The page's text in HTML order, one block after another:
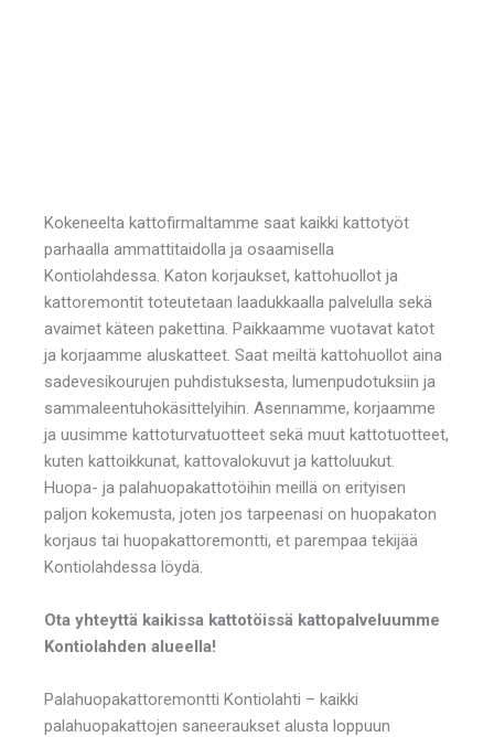
Kokeneelta kattofirmaltamme saat kaikki kattotyöt
parhaalla ammattitaidolla ja osaamisella
Kontiolahdessa. Katon korjaukset, kattohuollot ja
kattoremontit toteutetaan laadukkaalla palvelulla sekä
avaimet käteen pakettina. Paikkaamme vuotavat katot
ja korjaamme aluskatteet. Saat meiltä kattohuollot aina
sadevesikourujen puhdistuksesta, lumenpudotuksiin ja
sammaleentuhokäsittelyihin. Asennamme, korjaamme
ja uusimme kattoturvatuotteet sekä muut kattotuotteet,
kuten kattoikkunat, kattovalokuvut ja kattoluukut.
Huopa- ja palahuopakattotöihin meillä on erityisen
paljon kokemusta, joten jos tarpeenasi on huopakaton
korjaus tai huopakattoremontti, et parempaa tekijää
Kontiolahdessa löydä.
Ota yhteyttä kaikissa kattotöissä kattopalveluumme
Kontiolahden alueella!
Palahuopakattoremontti Kontiolahti – kaikki
palahuopakattojen saneeraukset alusta loppuun